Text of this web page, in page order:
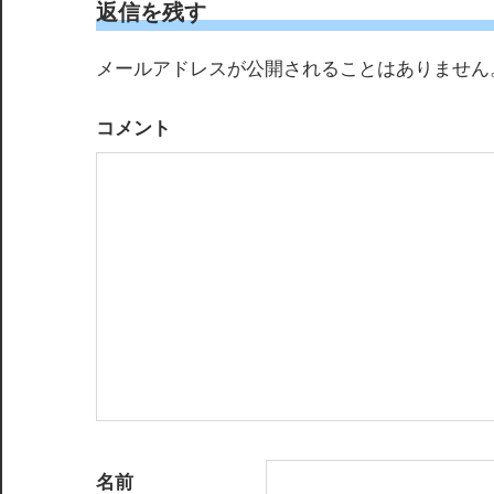
シ
ン
返信を残す
メールアドレスが公開されることはありませ
コメント
名前